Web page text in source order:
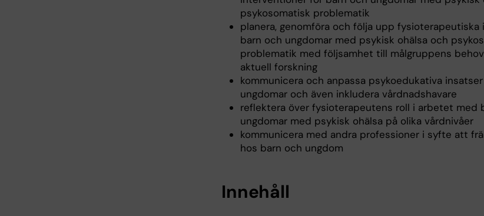
psykosomatisk problematik
planera, genomföra och följa upp
barn och ungdomar med psykisk ohälsa och
problematik med följsamhet till målgruppens
aktuell forskning
kommunicera och anpassa psykoedukativa
ungdomar och även inkludera vårdnadshavare
reflektera över fysioterapeutens roll i arbetet med
ungdomar med psykisk ohälsa på olika vårdnivåer
kommunicera med andra professioner i syfte att
hos barn och ungdom
Innehåll